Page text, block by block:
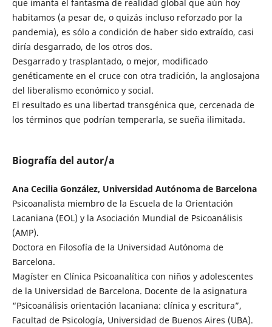
que imanta el fantasma de realidad global que aún hoy
habitamos (a pesar de, o quizás incluso reforzado por la
pandemia), es sólo a condición de haber sido extraído, casi
diría desgarrado, de los otros dos.
Desgarrado y trasplantado, o mejor, modificado
genéticamente en el cruce con otra tradición, la anglosajona
del liberalismo económico y social.
El resultado es una libertad transgénica que, cercenada de
los términos que podrían temperarla, se sueña ilimitada.
Biografía del autor/a
Ana Cecilia González, Universidad Autónoma de Barcelona
Psicoanalista miembro de la Escuela de la Orientación
Lacaniana (EOL) y la Asociación Mundial de Psicoanálisis
(AMP).
Doctora en Filosofía de la Universidad Autónoma de
Barcelona.
Magíster en Clínica Psicoanalítica con niños y adolescentes
de la Universidad de Barcelona. Docente de la asignatura
“Psicoanálisis orientación lacaniana: clínica y escritura”,
Facultad de Psicología, Universidad de Buenos Aires (UBA).